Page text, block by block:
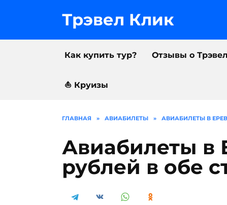
Трэвел Клик
Как купить тур? Отзывы о
⛵️ Круизы
ГЛАВНАЯ » АВИАБИЛЕТЫ » АВИАБИЛЕТЫ В
Авиабилеты в
рублей в обе